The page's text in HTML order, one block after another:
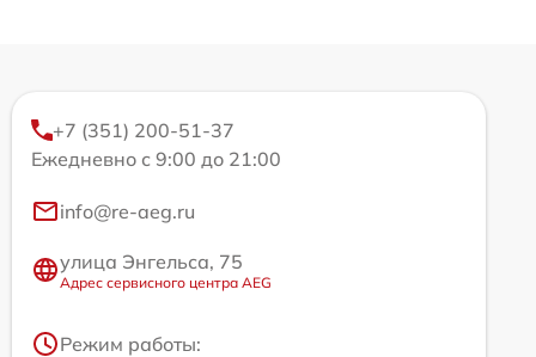
+7 (351) 200-51-37
Ежедневно с 9:00 до 21:00
info@re-aeg.ru
улица Энгельса, 75
Адрес сервисного центра AEG
Режим работы: